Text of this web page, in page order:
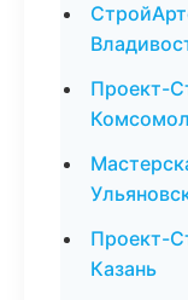
Проект-
Проект-
Казань